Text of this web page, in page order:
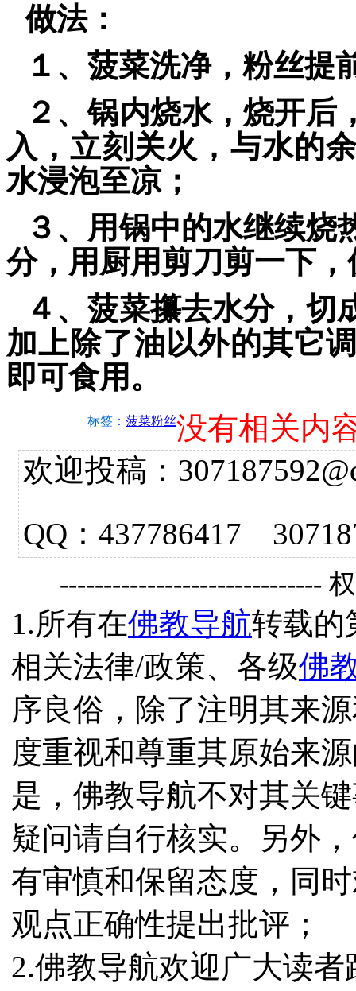
做法：
１、菠菜洗净，粉丝提
２、锅内烧水，烧开后
入，立刻关火，与水的
水浸泡至凉；
３、用锅中的水继续烧
分，用厨用剪刀剪一下
４、菠菜攥去水分，切
加上除了油以外的其它
即可食用。
标签： 菠菜粉丝没有相关内
欢迎投稿：
QQ：437786417
------------------------------
1.所有在佛教导航转载的
相关法律/政策、各级佛
序良俗，除了注明其来
度重视和尊重其原始来
是，佛教导航不对其关
疑问请自行核实。另外
有审慎和保留态度，同
观点正确性提出批评；
2.佛教导航欢迎广大读